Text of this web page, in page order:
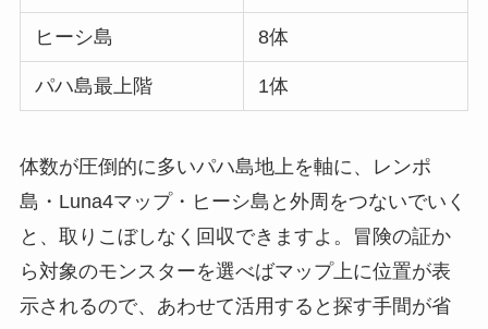
ヒーシ島 8体
パハ島最上階 1体
体数が圧倒的に多いパハ島地上を軸に、レンポ
島・Luna4マップ・ヒーシ島と外周をつないでいく
と、取りこぼしなく回収できますよ。冒険の証か
ら対象のモンスターを選べばマップ上に位置が表
示されるので、あわせて活用すると探す手間が省